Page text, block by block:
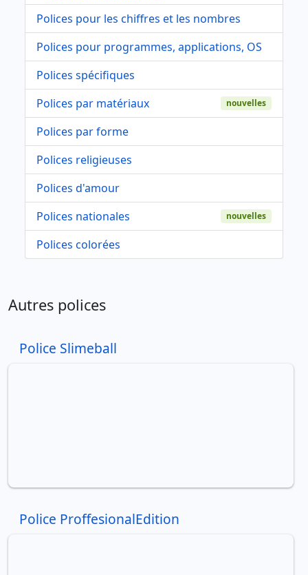
Polices pour les chiffres et les nombres
Polices pour programmes, applications, OS
Polices spécifiques
Polices par matériaux
nouvelles
Polices par forme
Polices religieuses
Polices d'amour
Polices nationales
nouvelles
Polices colorées
Autres polices
Police Slimeball
Police ProffesionalEdition